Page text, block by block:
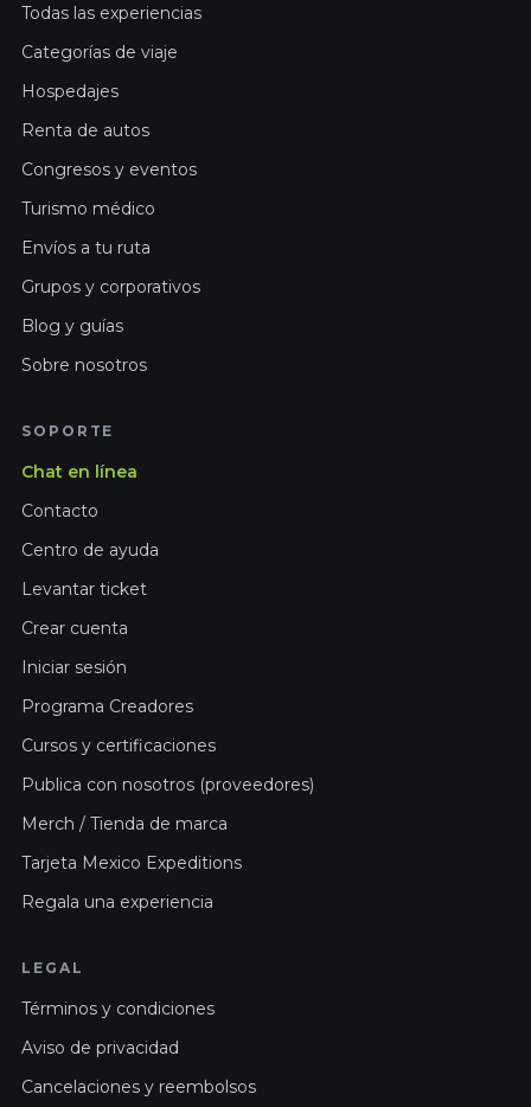
Todas las experiencias
Categorías de viaje
Hospedajes
Renta de autos
Congresos y eventos
Turismo médico
Envíos a tu ruta
Grupos y corporativos
Blog y guías
Sobre nosotros
SOPORTE
Chat en línea
Contacto
Centro de ayuda
Levantar ticket
Crear cuenta
Iniciar sesión
Programa Creadores
Cursos y certificaciones
Publica con nosotros (proveedores)
Merch / Tienda de marca
Tarjeta Mexico Expeditions
Regala una experiencia
LEGAL
Términos y condiciones
Aviso de privacidad
Cancelaciones y reembolsos